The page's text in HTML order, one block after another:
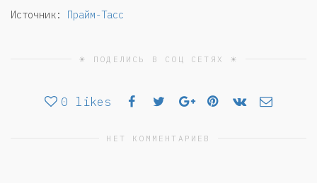
Источник: Прайм-Тасс
☀ ПОДЕЛИСЬ В СОЦ СЕТЯХ ☀
0 likes
НЕТ КОММЕНТАРИЕВ